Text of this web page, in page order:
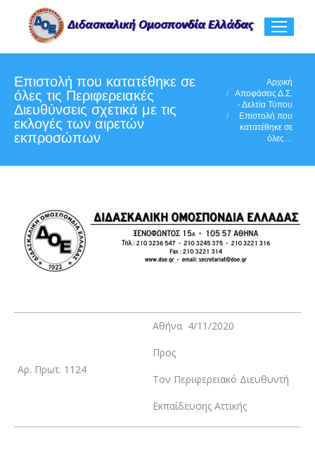
Επιστολή που κατατέθηκε σε
όλες τις Περιφερειακές
Διευθύνσεις σχετικά με τις
εκλογές των αιρετών
εκπροσώπων
You are here:Αρχική
Αποφάσεις Δ.Σ.
- Δελτία Τύπου
Επιστολή που
κατατέθηκε σε
όλες…
Αρ. Πρωτ. 1124
Αθήνα 4/11/2020
Προς
Τον Περιφερειακό Διευθυντή
Εκπαίδευσης Αττικής